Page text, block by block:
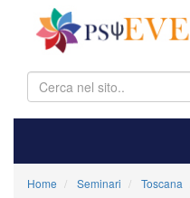
Home Seminari Toscana